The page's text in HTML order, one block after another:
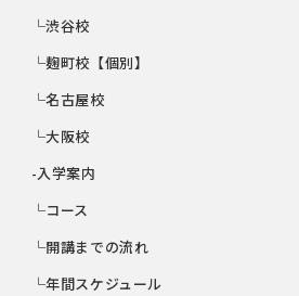
└渋谷校
└麹町校【個別】
└名古屋校
└大阪校
-入学案内
└コース
└開講までの流れ
└年間スケジュール